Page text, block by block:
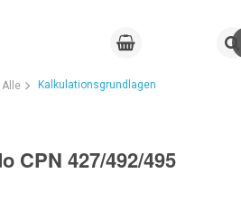
Alle Kalkulationsgrundlagen
CPN 427/492/495